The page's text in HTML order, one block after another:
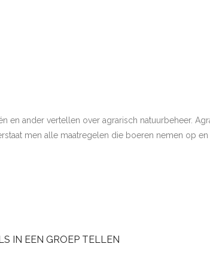
en ander vertellen over agrarisch natuurbeheer.
men alle maatregelen die boeren nemen op
IN EEN GROEP TELLEN